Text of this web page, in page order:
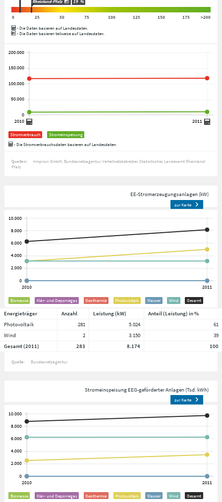
Rheinland-Pfalz 19 %
0 25 50 75 100 125 150 175
>200
- Die Daten basieren auf Landesdaten.
- Die Daten basieren teilweise auf Landesdaten.
Stromverbrauch
Stromeinspeisung
- Die Stromverbrauchsdaten basieren auf Landesdaten.
Quellen: Amprion GmbH Bundesnetzagentur Verteilnetzbetreiber Statistisches Landesamt Rheinland-
Pfalz
EE-Stromerzeugungsanlagen (kW)
zur Karte
Biomasse Klär- und Deponiegas Geothermie Photovoltaik Wasser Wind Gesamt
Energieträger Anzahl Leistung (kW)
Anteil (Leistung) in %
Photovoltaik
281 5.024
61
Wind
2 3.150
39
Gesamt (2011)
283 8.174 100
Quelle: Bundesnetzagentur
Stromeinspeisung EEG-geförderter Anlagen (Tsd. kWh)
zur Karte
Biomasse Klär- und Deponiegas Geothermie Photovoltaik Wasser Wind Gesamt